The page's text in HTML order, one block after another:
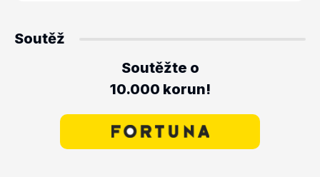
Soutěž
Soutěžte o
10.000 korun!